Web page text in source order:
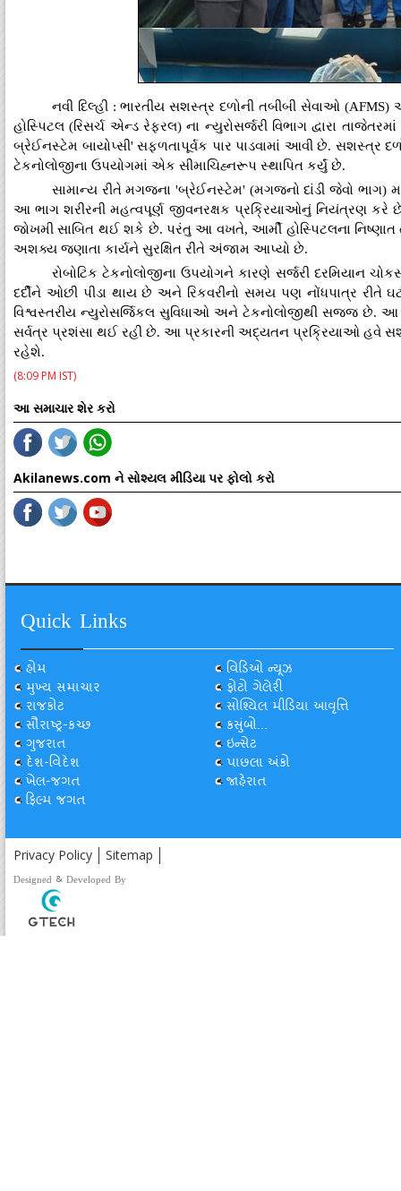
​નવી દિલ્હી : ભારતીય સશસ્ત્ર દળોની તબીબી સેવાઓ (AFMS)
હોસ્પિટલ (રિસર્ચ એન્ડ રેફરલ) ના ન્યુરોસર્જરી વિભાગ દ્વારા
બ્રેઈનસ્ટેમ બાયોપ્સી' સફળતાપૂર્વક પાર પાડવામાં આવી છે. સશસ્ત્ર
ટેકનોલોજીના ઉપયોગમાં એક સીમાચિહ્નરૂપ સ્થાપિત કર્યું છે.
​સામાન્ય રીતે મગજના 'બ્રેઈનસ્ટેમ' (મગજનો દાંડી જેવો ભાગ)
આ ભાગ શરીરની મહત્વપૂર્ણ જીવનરક્ષક પ્રક્રિયાઓનું નિયંત્રણ કરે
જોખમી સાબિત થઈ શકે છે. પરંતુ આ વખતે, આર્મી હોસ્પિટલના
અશક્ય જણાતા કાર્યને સુરક્ષિત રીતે અંજામ આપ્યો છે.
​રોબોટિક ટેકનોલોજીના ઉપયોગને કારણે સર્જરી દરમિયાન
દર્દીને ઓછી પીડા થાય છે અને રિકવરીનો સમય પણ નોંધપાત્ર
વિશ્વસ્તરીય ન્યુરોસર્જિકલ સુવિધાઓ અને ટેકનોલોજીથી સજ્જ છે. આ
સર્વત્ર પ્રશંસા થઈ રહી છે. આ પ્રકારની અદ્યતન પ્રક્રિયાઓ હવે
રહેશે.
(8:09 PM IST)
આ સમાચાર શેર કરો
Akilanews.com ને સોશ્યલ મીડિયા પર ફોલો કરો
Quick Links
હોમ
મુખ્ય સમાચાર
રાજકોટ
સૌરાષ્ટ્ર-કચ્છ
ગુજરાત
દેશ-વિદેશ
ખેલ-જગત
ફિલ્મ જગત
વિડિઓ ન્યૂઝ
ફોટો ગેલેરી
સોશ્યિલ મીડિયા આવૃત્તિ
કસુંબો...
ઇન્સેટ
પાછલા અંકો
જાહેરાત
Privacy Policy Sitemap
Designed & Developed By